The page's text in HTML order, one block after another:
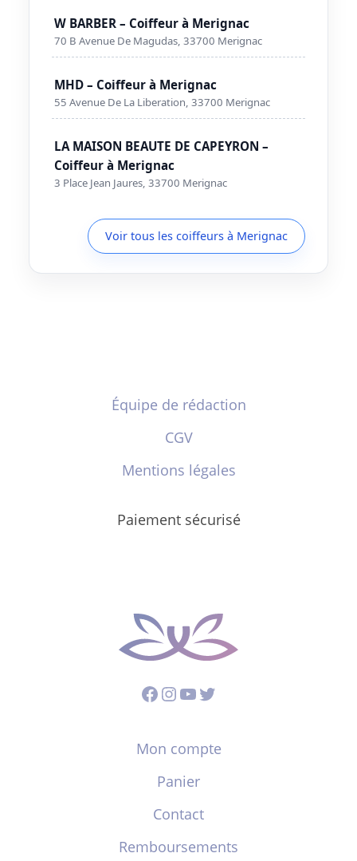
W BARBER – Coiffeur à Merignac
70 B Avenue De Magudas, 33700 Merignac
MHD – Coiffeur à Merignac
55 Avenue De La Liberation, 33700 Merignac
LA MAISON BEAUTE DE CAPEYRON –
Coiffeur à Merignac
3 Place Jean Jaures, 33700 Merignac
Voir tous les coiffeurs à Merignac
Équipe de rédaction
CGV
Mentions légales
Paiement sécurisé
Facebook
Instagram
YouTube
Twitter
Mon compte
Panier
Contact
Remboursements